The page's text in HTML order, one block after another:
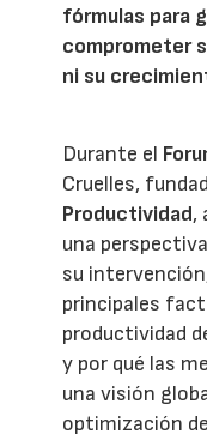
fórmulas para
comprometer
ni su
Durante el
Cruelles,
Productividad,
una
su
principales
productividad
y por qué las
una visión
optimización